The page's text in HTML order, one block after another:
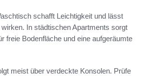
schafft Leichtigkeit und lässt
In städtischen Apartments sorgt
freie Bodenfläche und eine aufgeräumte
meist über verdeckte Konsolen. Prüfe